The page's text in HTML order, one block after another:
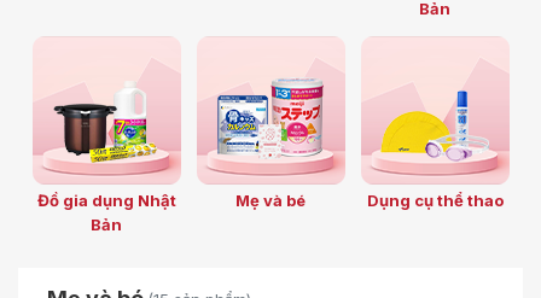
Bản
Đồ gia dụng Nhật
Bản
Mẹ và bé Dụng cụ thể thao